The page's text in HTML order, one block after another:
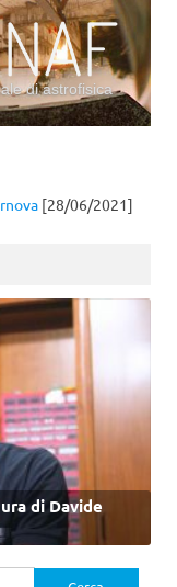
di astrofisica
[28/06/2021]
di Davide